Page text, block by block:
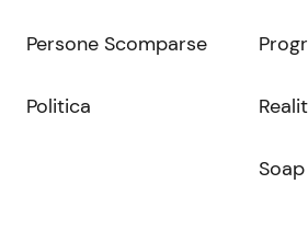
Persone Scomparse
Politica